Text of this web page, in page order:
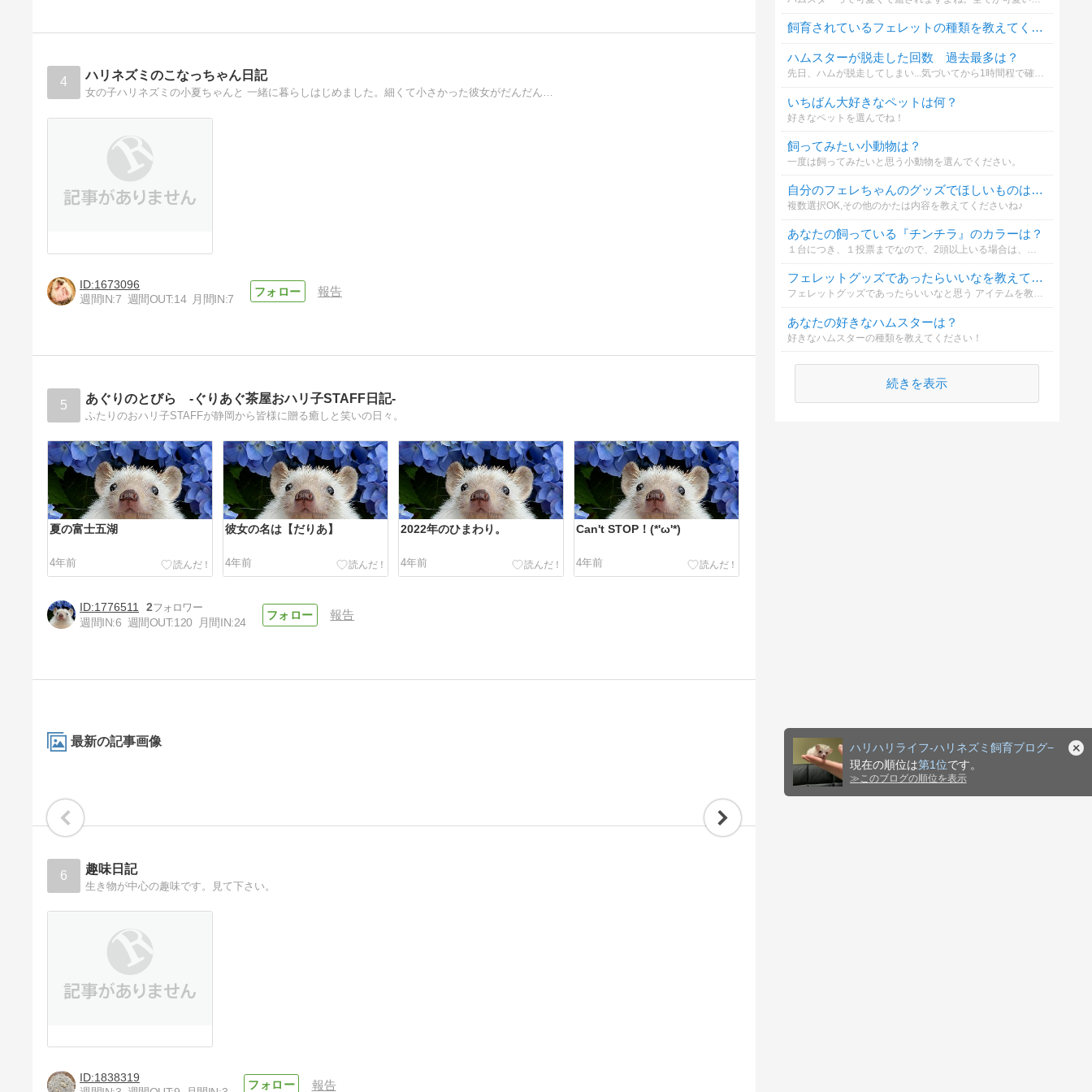
ハリハリライフ-ハリネズミ飼育ブログ−
現在の順位は第1位です。
≫ このブログの順位を表示
4 ハリネズミのこなっちゃん日記
女の子ハリネズミの小夏ちゃんと 一緒に暮らしはじめました。細くて小さかった彼女がだんだん…
1673096
週間IN:7 週間OUT:14 月間IN:7
報告
5 あぐりのとびら -ぐりあぐ茶屋おハリ子STAFF日記-
ふたりのおハリ子STAFFが静岡から皆様に贈る癒しと笑いの日々。
夏の富士五湖
4年前
彼女の名は【だりあ】
4年前
2022年のひまわり。
4年前
Can't STOP！(*'ω'*)
4年前
1776511
2
週間IN:6 週間OUT:120 月間IN:24
報告
最新の記事画像
6 趣味日記
生き物が中心の趣味です。見て下さい。
1838319
報告
飼育されているフェレットの種類を教えてください。
ハムスターが脱走した回数 過去最多は？
先日、ハムが脱走してしまい...気づいてから1時間程で確保しましたｗ 脱走に成功し、逃亡生活を送っているハムがいるのか気になりましたｗ
いちばん大好きなペットは何？
好きなペットを選んでね！
飼ってみたい小動物は？
一度は飼ってみたいと思う小動物を選んでください。
自分のフェレちゃんのグッズでほしいものはなあに？
複数選択OK,その他のかたは内容を教えてくださいね♪
あなたの飼っている『チンチラ』のカラーは？
１台につき、１投票までなので、2頭以上いる場合は、お手数ですが、コメント欄に、記載下さい。
フェレットグッズであったらいいなを教えてね！
フェレットグッズであったらいいなと思う アイテムを教えてくださいね！
あなたの好きなハムスターは？
好きなハムスターの種類を教えてください！
続きを表示